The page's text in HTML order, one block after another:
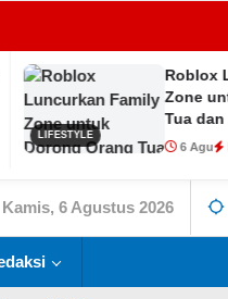
Roblox Luncurkan
Zone untuk Dorong
Tua dan Anak
Bersama
6 Agu Live
Kamis, 6 Agustus 2026